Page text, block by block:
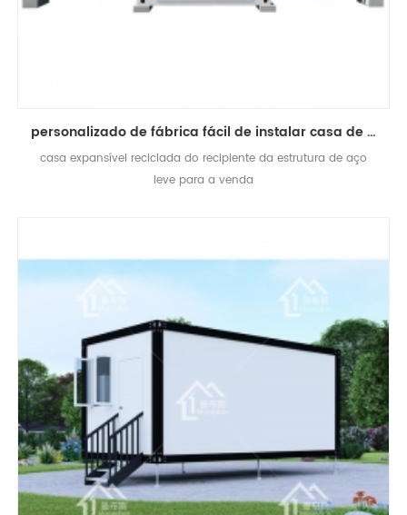
personalizado de fábrica fácil de instalar casa de contêiner expansível pré-fabricada de luxo
casa expansível reciclada do recipiente da estrutura de aço
leve para a venda